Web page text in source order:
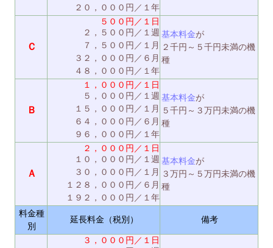
２０，０００円／１年
Ｃ
５００円／１日
２，５００円／１週
７，５００円／１月
３２，０００円／６月
４８，０００円／１年
基本料金が
２千円～５千円未満の機
種
Ｂ
１，０００円／１日
５，０００円／１週
１５，０００円／１月
６４，０００円／６月
９６，０００円／１年
基本料金が
５千円～３万円未満の機
種
Ａ
２，０００円／１日
１０，０００円／１週
３０，０００円／１月
１２８，０００円／６月
１９２，０００円／１年
基本料金が
３万円～５万円未満の機
種
料金種
別
延長料金（税別） 備考
３，０００円／１日